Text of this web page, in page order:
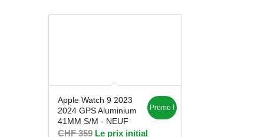
Apple Watch 9 2023
2024 GPS Aluminium
41MM S/M - NEUF
CHF359 Le prix initial
Promo !